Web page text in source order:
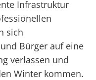
Infrastruktur
sich
Bürger auf eine
verlassen und
Winter kommen.